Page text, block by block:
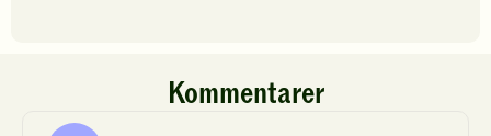
Kommentarer